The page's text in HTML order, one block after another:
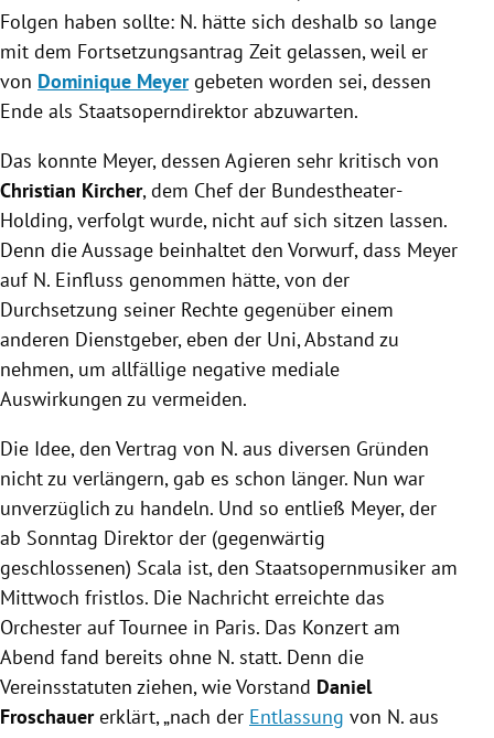
Folgen haben sollte: N. hätte sich deshalb so lange
mit dem Fortsetzungsantrag Zeit gelassen, weil er
von Dominique Meyergebeten worden sei, dessen
Ende als Staatsoperndirektor abzuwarten.
Das konnte Meyer, dessen Agieren sehr kritisch von
Christian Kircher, dem Chef der Bundestheater-
Holding, verfolgt wurde, nicht auf sich sitzen lassen.
Denn die Aussage beinhaltet den Vorwurf, dass Meyer
auf N. Einfluss genommen hätte, von der
Durchsetzung seiner Rechte gegenüber einem
anderen Dienstgeber, eben der Uni, Abstand zu
nehmen, um allfällige negative mediale
Auswirkungen zu vermeiden.
Die Idee, den Vertrag von N. aus diversen Gründen
nicht zu verlängern, gab es schon länger. Nun war
unverzüglich zu handeln. Und so entließ Meyer, der
ab Sonntag Direktor der (gegenwärtig
geschlossenen) Scala ist, den Staatsopernmusiker am
Mittwoch fristlos. Die Nachricht erreichte das
Orchester aufTournee in Paris. Das Konzert am
Abend fand bereits ohne N. statt. Denn die
Vereinsstatuten ziehen, wie Vorstand Daniel
Froschauererklärt, „nach der Entlassung von N. aus